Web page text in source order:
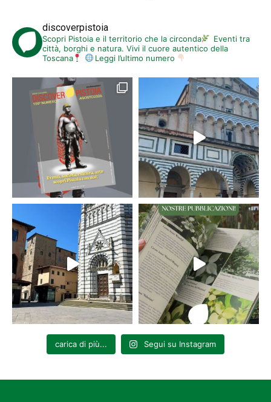
discoverpistoia
Scopri Pistoia e il territorio che la circonda
Eventi tra
città, borghi e natura. Vivi il cuore autentico della
Toscana
Leggi l’ultimo numero
carica di più... Segui su Instagram